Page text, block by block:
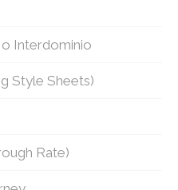
Interdominio
Style Sheets)
Rate)